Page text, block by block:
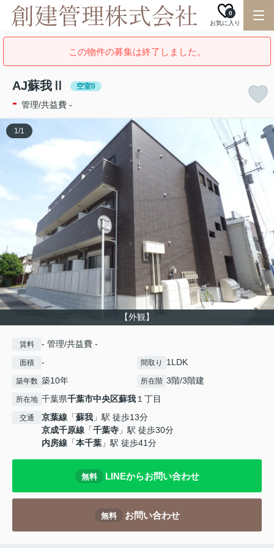
お気に入り
0
この物件の募集は終了しました。
AJ蘇我Ⅱ 空室0
- 管理/共益費 -
【外観】
1/1
賃料 - 管理/共益費 -
面積 - 間取り 1LDK
築年数 築10年 所在階 3階/3階建
所在地 千葉県千葉市中央区蘇我１丁目
交通 京葉線 「蘇我 」駅 徒歩13分
京成千原線 「千葉寺 」駅 徒歩30分
内房線 「本千葉 」駅 徒歩41分
無料 LINEからお問い合わせ
無料 お問い合わせ